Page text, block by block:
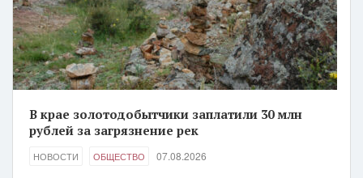
В крае золотодобытчики заплатили 30 млн
рублей за загрязнение рек
НОВОСТИ ОБЩЕСТВО 07.08.2026